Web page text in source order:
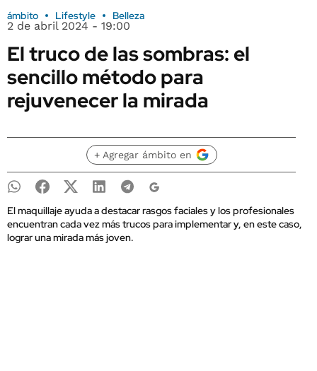
ámbito Lifestyle Belleza
2 de abril 2024 - 19:00
El truco de las sombras: el
sencillo método para
rejuvenecer la mirada
+ Agregar ámbito en
El maquillaje ayuda a destacar rasgos faciales y los profesionales
encuentran cada vez más trucos para implementar y, en este caso,
lograr una mirada más joven.